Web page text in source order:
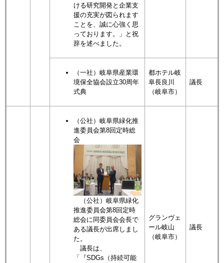
ける研究開発と企業支
援の充実が図られます
ことを、誠に心強く思
っております。」と祝
辞を述べました。
（一社）岐阜県産業環
境保全協会設立30周年
式典
都ホテル岐
阜長良川
（岐阜市）
議長
（公社）岐阜県緑化推
進委員会第8回定時総
会
（公社）岐阜県緑化
推進委員会第8回定時
総会に同委員会会長で
ある議長が出席しまし
た。
議長は、
「『SDGs（持続可能
グランヴェ
ール岐山
（岐阜市）
議長